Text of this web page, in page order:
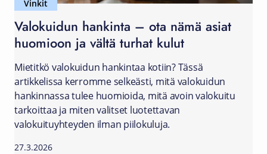
Vinkit
Valokuidun hankinta – ota nämä asiat
huomioon ja vältä turhat kulut
Mietitkö valokuidun hankintaa kotiin? Tässä
artikkelissa kerromme selkeästi, mitä valokuidun
hankinnassa tulee huomioida, mitä avoin valokuitu
tarkoittaa ja miten valitset luotettavan
valokuituyhteyden ilman piilokuluja.
27.3.2026